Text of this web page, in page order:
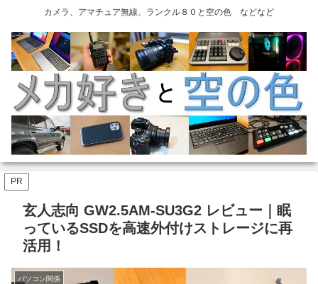
カメラ、アマチュア無線、ランクル８０と空の色 などなど
PR
玄人志向 GW2.5AM-SU3G2 レビュー｜眠
っているSSDを高速外付けストレージに再
活用！
パソコン関係